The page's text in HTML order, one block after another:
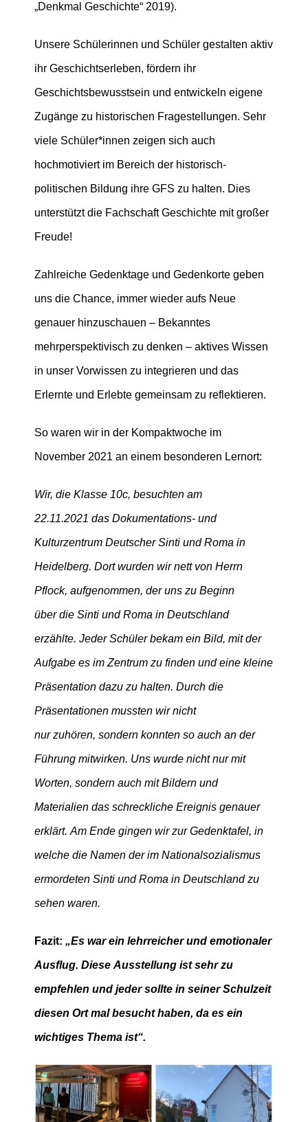
„Denkmal Geschichte“ 2019).
Unsere Schülerinnen und Schüler gestalten aktiv
ihr Geschichtserleben, fördern ihr
Geschichtsbewusstsein und entwickeln eigene
Zugänge zu historischen Fragestellungen. Sehr
viele Schüler*innen zeigen sich auch
hochmotiviert im Bereich der historisch-
politischen Bildung ihre GFS zu halten. Dies
unterstützt die Fachschaft Geschichte mit großer
Freude!
Zahlreiche Gedenktage und Gedenkorte geben
uns die Chance, immer wieder aufs Neue
genauer hinzuschauen – Bekanntes
mehrperspektivisch zu denken – aktives Wissen
in unser Vorwissen zu integrieren und das
Erlernte und Erlebte gemeinsam zu reflektieren.
So waren wir in der Kompaktwoche im
November 2021 an einem besonderen Lernort:
Wir, die Klasse 10c, besuchten am
22.11.2021 das Dokumentations- und
Kulturzentrum Deutscher Sinti und Roma in
Heidelberg. Dort wurden wir nett von Herrn
Pflock, aufgenommen, der uns zu Beginn
über die Sinti und Roma in Deutschland
erzählte. Jeder Schüler bekam ein Bild, mit der
Aufgabe es im Zentrum zu finden und eine kleine
Präsentation dazu zu halten. Durch die
Präsentationen mussten wir nicht
nur zuhören, sondern konnten so auch an der
Führung mitwirken. Uns wurde nicht nur mit
Worten, sondern auch mit Bildern und
Materialien das schreckliche Ereignis genauer
erklärt. Am Ende gingen wir zur Gedenktafel, in
welche die Namen der im Nationalsozialismus
ermordeten Sinti und Roma in Deutschland zu
sehen waren.
Fazit: „Es war ein lehrreicher und emotionaler
Ausflug. Diese Ausstellung ist sehr zu
empfehlen und jeder sollte in seiner Schulzeit
diesen Ort mal besucht haben, da es ein
wichtiges Thema ist“.